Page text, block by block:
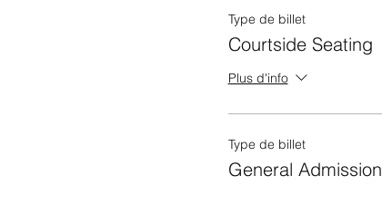
Type de billet
Courtside Seating
Plus d'info
Type de billet
General Admission